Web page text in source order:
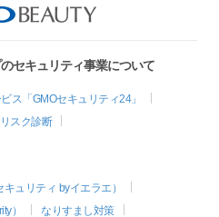
セキュリティ事業について
ス「GMOセキュリティ24」
スク診断
ュリティ byイエラエ）
）
なりすまし対策